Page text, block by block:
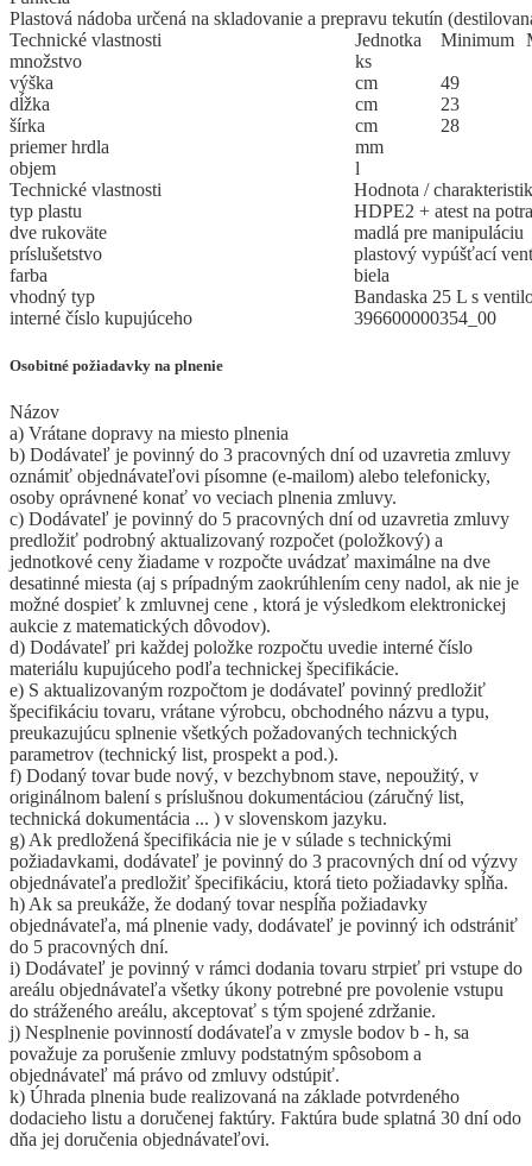
Plastová nádoba určená na skladovanie a prepravu tekutín
Technické vlastnosti
Jed­not­ka Mi­ni­mum
množstvo
ks
výška
cm
49
dĺžka
cm
23
šírka
cm
28
priemer hrdla
mm
objem
l
Technické vlastnosti
Hodnota /
typ plastu
HDPE2 + atest na
dve rukoväte
madlá pre manipuláciu
príslušetstvo
plastový vypúšťací
farba
biela
vhodný typ
Bandaska 25 L s
interné číslo kupujúceho
396600000354_00
Osobitné požiadavky na plnenie
Názov
a) Vrátane dopravy na miesto plnenia
b) Dodávateľ je povinný do 3 pracovných dní od uzavretia zmluvy
oznámiť objednávateľovi písomne (e-mailom) alebo telefonicky,
osoby oprávnené konať vo veciach plnenia zmluvy.
c) Dodávateľ je povinný do 5 pracovných dní od uzavretia zmluvy
predložiť podrobný aktualizovaný rozpočet (položkový) a
jednotkové ceny žiadame v rozpočte uvádzať maximálne na dve
desatinné miesta (aj s prípadným zaokrúhlením ceny nadol, ak nie je
možné dospieť k zmluvnej cene , ktorá je výsledkom elektronickej
aukcie z matematických dôvodov).
d) Dodávateľ pri každej položke rozpočtu uvedie interné číslo
materiálu kupujúceho podľa technickej špecifikácie.
e) S aktualizovaným rozpočtom je dodávateľ povinný predložiť
špecifikáciu tovaru, vrátane výrobcu, obchodného názvu a typu,
preukazujúcu splnenie všetkých požadovaných technických
parametrov (technický list, prospekt a pod.).
f) Dodaný tovar bude nový, v bezchybnom stave, nepoužitý, v
originálnom balení s príslušnou dokumentáciou (záručný list,
technická dokumentácia ... ) v slovenskom jazyku.
g) Ak predložená špecifikácia nie je v súlade s technickými
požiadavkami, dodávateľ je povinný do 3 pracovných dní od výzvy
objednávateľa predložiť špecifikáciu, ktorá tieto požiadavky spĺňa.
h) Ak sa preukáže, že dodaný tovar nespĺňa požiadavky
objednávateľa, má plnenie vady, dodávateľ je povinný ich odstrániť
do 5 pracovných dní.
i) Dodávateľ je povinný v rámci dodania tovaru strpieť pri vstupe do
areálu objednávateľa všetky úkony potrebné pre povolenie vstupu
do stráženého areálu, akceptovať s tým spojené zdržanie.
j) Nesplnenie povinností dodávateľa v zmysle bodov b - h, sa
považuje za porušenie zmluvy podstatným spôsobom a
objednávateľ má právo od zmluvy odstúpiť.
k) Úhrada plnenia bude realizovaná na základe potvrdeného
dodacieho listu a doručenej faktúry. Faktúra bude splatná 30 dní odo
dňa jej doručenia objednávateľovi.